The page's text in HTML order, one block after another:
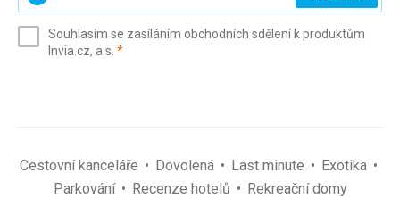
(povinné)
Souhlasím se zasíláním obchodních sdělení k produktům
Invia.cz, a.s. *(povinné)
Cestovní kanceláře Dovolená Last minute
Exotika
Parkování
Recenze hotelů Rekreační domy